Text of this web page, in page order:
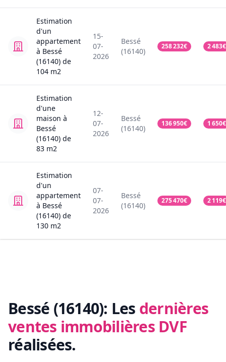
Estimation
d'un
appartement
à Bessé
(16140) de
104 m2
15-
07-
2026
Bessé
(16140)
258 232€ 2 483€
Estimation
d'une
maison à
Bessé
(16140) de
83 m2
12-
07-
2026
Bessé
(16140)
136 950€ 1 650€
Estimation
d'un
appartement
à Bessé
(16140) de
130 m2
07-
07-
2026
Bessé
(16140)
275 470€ 2 119€
Bessé (16140): Les dernières
ventes immobilières DVF
réalisées.